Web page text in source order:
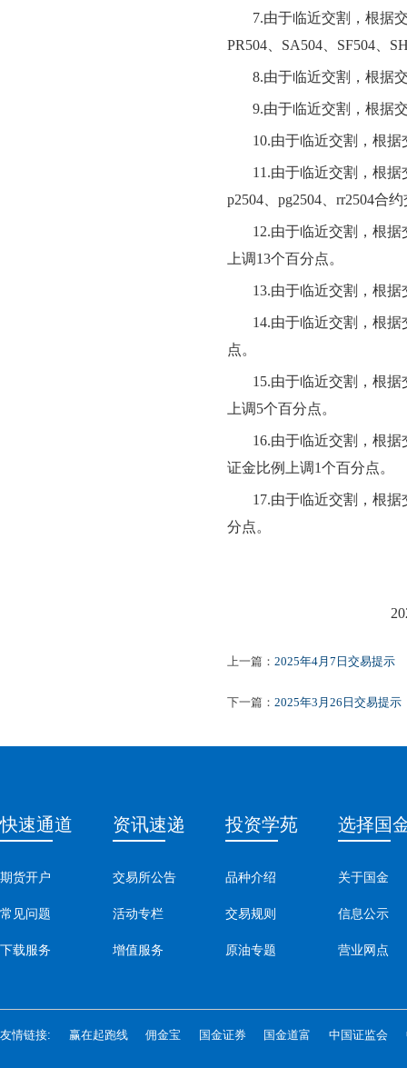
7.由于临近交割，根据
PR504 SA504 SF504
8.由于临近交割，根据
9.由于临近交割，根据
10.由于临近交割，根
11.由于临近交割，根
p2504
pg2504 rr2504合约
12.由于临近交割，根
上调13个百分点。
13.由于临近交割，根
14.由于临近交割，根
点。
15.由于临近交割，根
上调5个百分点。
16.由于临近交割，根
证金比例上调1个百分点。
17.由于临近交割，根
分点。
20
上一篇： 2025年4月7日交易提示
下一篇： 2025年3月26日交易提示
快速通道
期货开户
常见问题
下载服务
资讯速递
交易所公告
活动专栏
增值服务
投资学苑
品种介绍
交易规则
原油专题
选择国
关于国金
信息公示
营业网点
友情链接: 赢在起跑线 佣金宝 国金证券 国金道富 中国证监会